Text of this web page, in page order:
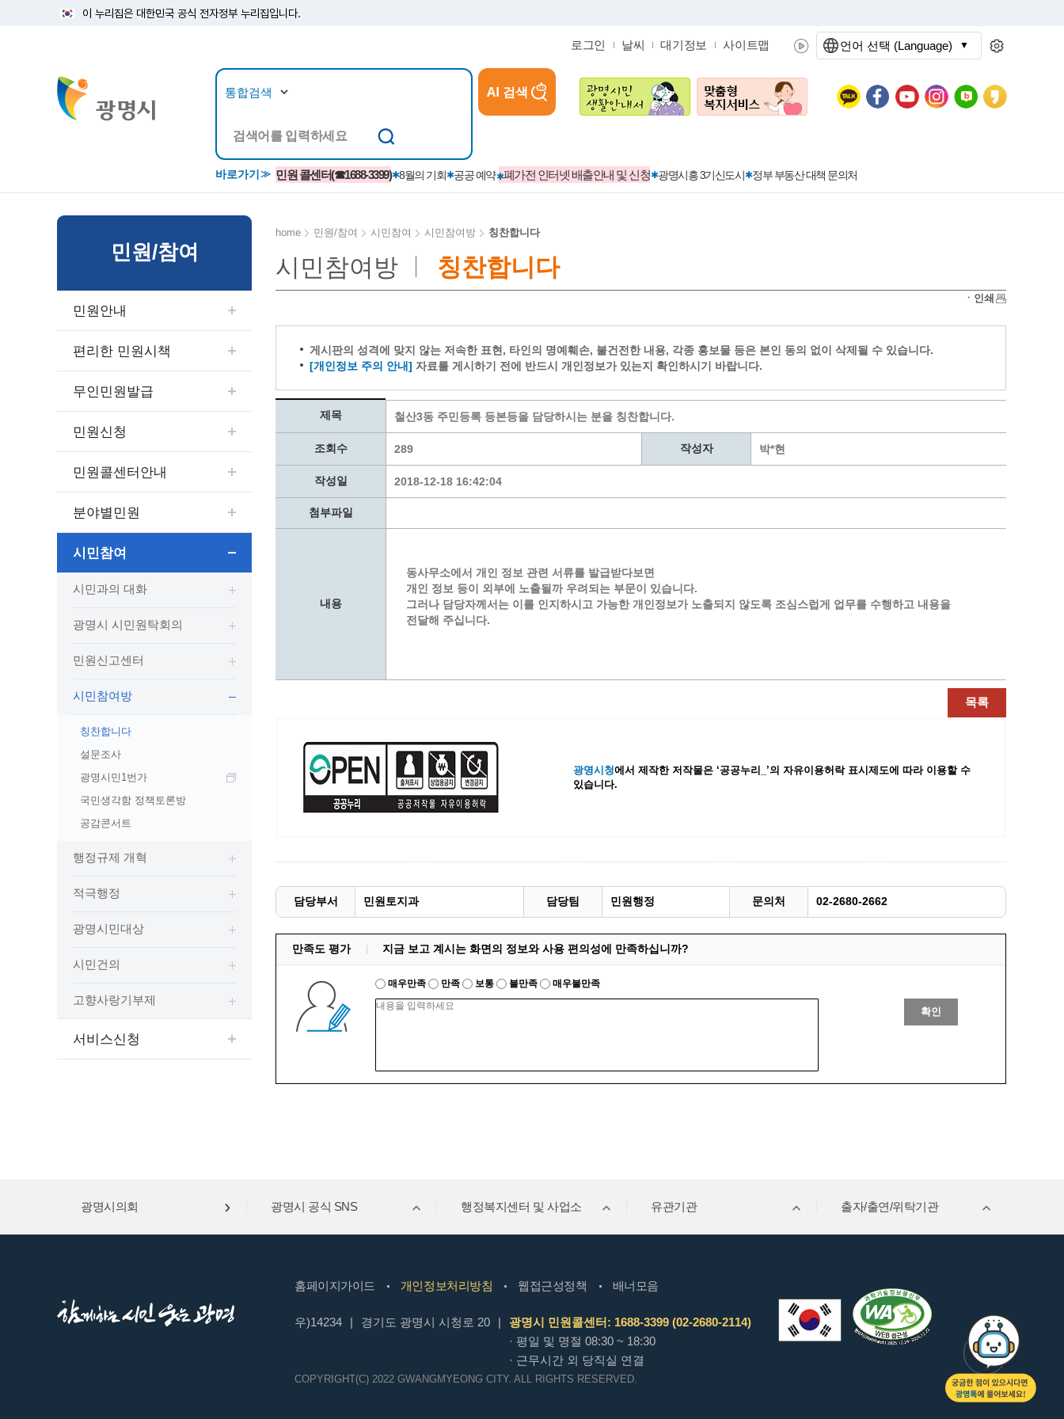
이 누리집은 대한민국 공식 전자정부 누리집입니다.
로그인 날씨 대기정보 사이트맵
AI 검색
바로가기 민원 콜센터(☎1688-3399) 8월의 기회 공공 예약 폐가전 인터넷 배출안내 및 신청 광명시흥 3기신도시 정부 부동산 대책 문의처
뉴스/정보공개
고시/공고/입법예고
행사ㆍ축제
보도자료
보도자료(2021.4월이전)
소식지/카카오톡플러스친구
반상회보
시정자료실
법무행정
위원회 자료공개
정보공개현황
사전정보공표
행정정보공개안내
행정정보공개목록
행정정보공개청구
업무추진비(부서장)
인센티브 적립·사용
예산집행실명공개
행정재산 관리위탁 현황 공개
공공시설물 설치 비용 공개
인사운영통계
겸직허가 현황
주민자치센터
주요시책
국내외 교류
민원/참여
종합민원실 안내도
종합민원상담센터
민원상담전화
어디서나 민원
민원 제증명 수수료 면제사항
행정처리기준편람
행정정보공동이용
대법원인터넷등기소
110화상수화통역서비스
행정서비스헌장
민원편람
절차
민원조정제도
사전심사청구제
사회취약계층 전용상담창구
설치현황
발급 받을 수 있는 증명
정부24
센터소개
위치안내
상담안내
시민의 소리
여권민원
부동산민원
정보통신공사 감리원 배치신고
민원신고센터
시민건의
고향사랑기부제
상자텃밭신청
지역경제활성화/교육/일자리
교육정보
평생학습원
(재)경기도민회장학회 장학금
교복지원금 신청
광명일자리센터
취업지원 프로그램 운영 현황
지역맞춤형 일자리 창출 지원사업
직업 소개소 현황
문화관광
단원소개
예술/공연단체
착한가격지정업소
영화상영관 현황
출판사 및 인쇄소 현황
박물관/미술관 현황
문화유통업 현황
문화관광 해설사
역사관
민원/참여
민원안내
편리한 민원시책
무인민원발급
민원신청
민원콜센터안내
분야별민원
시민참여
시민과의 대화
광명시 시민원탁회의
민원신고센터
시민참여방
칭찬합니다
설문조사
광명시민1번가
국민생각함 정책토론방
공감콘서트
행정규제 개혁
적극행정
광명시민대상
시민건의
고향사랑기부제
서비스신청
home 민원/참여 시민참여 시민참여방 칭찬합니다
시민참여방 칭찬합니다
ㆍ인쇄
게시판의 성격에 맞지 않는 저속한 표현, 타인의 명예훼손, 불건전한 내용, 각종 홍보물 등은 본인 동의 없이 삭제될 수 있습니다.
[개인정보 주의 안내] 자료를 게시하기 전에 반드시 개인정보가 있는지 확인하시기 바랍니다.
제목 철산3동 주민등록 등본등을 담당하시는 분을 칭찬합니다.
조회수 289 작성자 박*현
작성일 2018-12-18 16:42:04
첨부파일
내용
동사무소에서 개인 정보 관련 서류를 발급받다보면
개인 정보 등이 외부에 노출될까 우려되는 부문이 있습니다.
그러나 담당자께서는 이를 인지하시고 가능한 개인정보가 노출되지 않도록 조심스럽게 업무를 수행하고 내용을
전달해 주십니다.
목록
광명시청에서 제작한 저작물은 ‘공공누리_’의 자유이용허락 표시제도에 따라 이용할 수
있습니다.
담당부서 민원토지과 담당팀 민원행정 문의처 02-2680-2662
만족도 평가 지금 보고 계시는 화면의 정보와 사용 편의성에 만족하십니까?
매우만족 만족 보통 불만족 매우불만족
확인
광명시의회 광명시 공식 SNS 행정복지센터 및 사업소 유관기관 출자/출연/위탁기관
홈페이지가이드 개인정보처리방침 웹접근성정책 배너모음
우)14234 | 경기도 광명시 시청로 20 |
광명시 민원콜센터: 1688-3399 (02-2680-2114)
· 평일 및 명절 08:30 ~ 18:30
· 근무시간 외 당직실 연결
COPYRIGHT(C) 2022 GWANGMYEONG CITY. ALL RIGHTS RESERVED.
언어 선택 (Language)